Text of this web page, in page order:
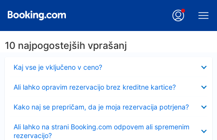
10 najpogostejših vprašanj
Kaj vse je vključeno v ceno?
Ali lahko opravim rezervacijo brez kreditne kartice?
Kako naj se prepričam, da je moja rezervacija potrjena?
Ali lahko na strani Booking.com odpovem ali spremenim
rezervacijo?